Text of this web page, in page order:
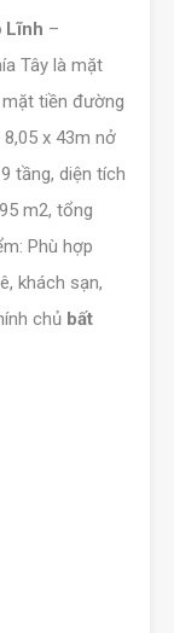
Lĩnh –
Tây là mặt
tiền đường
x 43m nở
9 tầng, diện tích
m2, tổng
Phù hợp
khách sạn,
chủ bất